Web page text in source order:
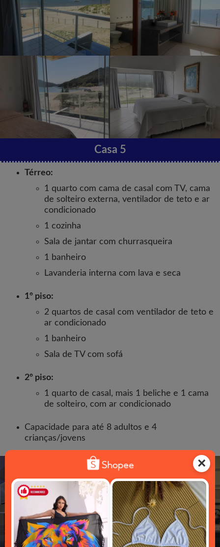
Casa 5
Térreo:
1 quarto com cama de casal com TV, cama
de solteiro externa, ventilador de teto e ar
condicionado
1 cozinha
Sala de jantar com churrasqueira
1 banheiro
Lavanderia interna com lava e seca
1º piso:
2 quartos de casal com ventilador de teto e
ar condicionado
1 banheiro
Sala de TV com sofá
2º piso:
1 quarto de casal, mais 1 beliche e 1 cama
de solteiro, com ar condicionado
Capacidade para até 8 adultos e 4
crianças/jovens